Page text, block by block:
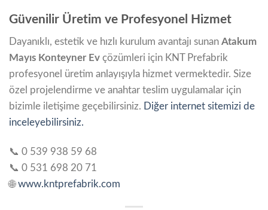
Güvenilir Üretim ve Profesyonel Hizmet
Dayanıklı, estetik ve hızlı kurulum avantajı sunan Atakum
Mayıs Konteyner Ev çözümleri için KNT Prefabrik
profesyonel üretim anlayışıyla hizmet vermektedir. Size
özel projelendirme ve anahtar teslim uygulamalar için
bizimle iletişime geçebilirsiniz. Diğer internet sitemizi de
inceleyebilirsiniz.
📞 0 539 938 59 68
📞 0 531 698 20 71
🌐www.kntprefabrik.com